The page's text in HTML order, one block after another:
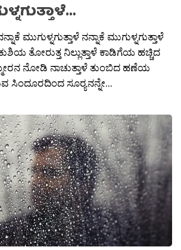
ಮುಗುಳ್ನಗುತ್ತಾಳೆ ನನ್ನಾಕೆ ಮುಗುಳ್ನಗುತ್ತಾಳೆ
ತೋರುತ್ತ ನಿಲ್ಲುತ್ತಾಳೆ ಕಾಡಿಗೆಯ ಹಚ್ಚಿದ
ನೋಡಿ ನಾಚುತ್ತಾಳೆ ತುಂಬಿದ ಹಣೆಯ
ಸಿಂದೂರದಿಂದ ಸೂರ‍್ಯನನ್ನೇ...